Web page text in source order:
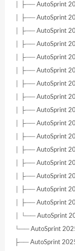
│ ├── AutoSprint
│ ├── AutoSprint
│ ├── AutoSprint
│ ├── AutoSprint
│ ├── AutoSprint
│ ├── AutoSprint
│ ├── AutoSprint
│ ├── AutoSprint
│ ├── AutoSprint
│ ├── AutoSprint
│ ├── AutoSprint
│ ├── AutoSprint
│ ├── AutoSprint
│ ├── AutoSprint
│ ├── AutoSprint
│ ├── AutoSprint
│ └── AutoSprint
└── AutoSprint
├── AutoSprint